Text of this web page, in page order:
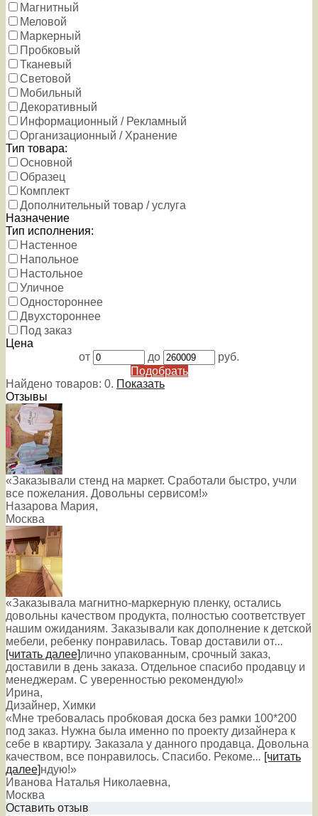
Магнитный
Меловой
Маркерный
Пробковый
Тканевый
Световой
Мобильный
Декоративный
Информационный / Рекламный
Организационный / Хранение
Тип товара:
Основной
Образец
Комплект
Дополнительный товар / услуга
Назначение
Тип исполнения:
Настенное
Напольное
Настольное
Уличное
Одностороннее
Двухстороннее
Под заказ
Цена
от
до
руб.
Подобрать
Найдено товаров: 0. Показать
Отзывы
«Заказывали стенд на маркет. Сработали быстро, учли
все пожелания. Довольны сервисом!»
Назарова Мария,
Москва
«Заказывала магнитно-маркерную пленку, остались
довольны качеством продукта, полностью соответствует
нашим ожиданиям. Заказывали как дополнение к детской
мебели, ребенку понравилась. Товар доставили от...
[читать далее]лично упакованным, срочный заказ,
доставили в день заказа. Отдельное спасибо продавцу и
менеджерам. С уверенностью рекомендую!»
Ирина,
Дизайнер, Химки
«Мне требовалась пробковая доска без рамки 100*200
под заказ. Нужна была именно по проекту дизайнера к
себе в квартиру. Заказала у данного продавца. Довольна
качеством, все понравилось. Спасибо. Рекоме... [читать
далее]ндую!»
Иванова Наталья Николаевна,
Москва
Оставить отзыв